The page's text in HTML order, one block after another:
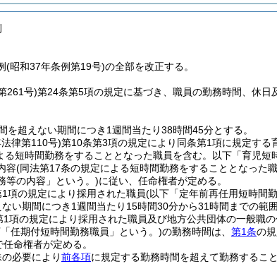
昭和37年条例第19号)の全部を改正する。
261号)第24条第5項の規定に基づき、職員の勤務時間、休
超えない期間につき1週間当たり38時間45分とする。
律第110号)第10条第3項の規定により同条第1項に規定する
る短時間勤務をすることとなった職員を含む。以下「育児短
容(同法第17条の規定による短時間勤務をすることとなった
等の内容」という。)に従い、任命権者が定める。
項の規定により採用された職員(以下「定年前再任用短時間
い期間につき1週間当たり15時間30分から31時間までの範
項の規定により採用された職員及び地方公共団体の一般職
任期付短時間勤務職員」という。)の勤務時間は、 第1条の
命権者が定める。
必要により前各項に規定する勤務時間を超えて勤務するこ